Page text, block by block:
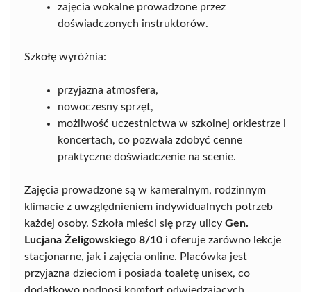
zajęcia wokalne prowadzone przez
doświadczonych instruktorów.
Szkołę wyróżnia:
przyjazna atmosfera,
nowoczesny sprzęt,
możliwość uczestnictwa w szkolnej orkiestrze i
koncertach, co pozwala zdobyć cenne
praktyczne doświadczenie na scenie.
Zajęcia prowadzone są w kameralnym, rodzinnym
klimacie z uwzględnieniem indywidualnych potrzeb
każdej osoby. Szkoła mieści się przy ulicy Gen.
Lucjana Żeligowskiego 8/10 i oferuje zarówno lekcje
stacjonarne, jak i zajęcia online. Placówka jest
przyjazna dzieciom i posiada toaletę unisex, co